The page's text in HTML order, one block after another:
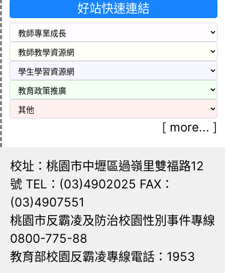
好站快速連結
[ more... ]
校址：桃園市中壢區過嶺里雙福路12
號 TEL：(03)4902025 FAX：
(03)4907551
桃園市反霸凌及防治校園性別事件專線
0800-775-88
教育部校園反霸凌專線電話：1953